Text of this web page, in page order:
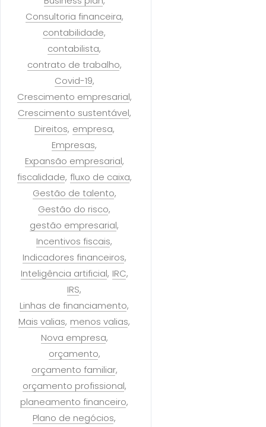
Consultoria financeira
contabilidade
contabilista
contrato de trabalho
Covid-19
Crescimento empresarial
Crescimento sustentável
Direitos empresa
Empresas
Expansão empresarial
fiscalidade fluxo de caixa
Gestão de talento
Gestão do risco
gestão empresarial
Incentivos fiscais
Indicadores financeiros
Inteligência artificial IRC
IRS
Linhas de financiamento
Mais valias menos valias
Nova empresa
orçamento
orçamento familiar
orçamento profissional
planeamento financeiro
Plano de negócios